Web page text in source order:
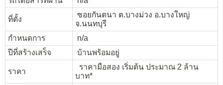
ที่ตั้ง
ซอยกันตนา ต.บางม่วง อ.บางใหญ่
จ.นนทบุรี
กำหนดการ
n/a
ปีที่สร้างเสร็จ
บ้านพร้อมอยู่
ราคา
ราคามือสอง เริ่มต้น ประมาณ 2 ล้าน
บาท*